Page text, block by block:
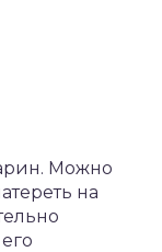
Можно
на